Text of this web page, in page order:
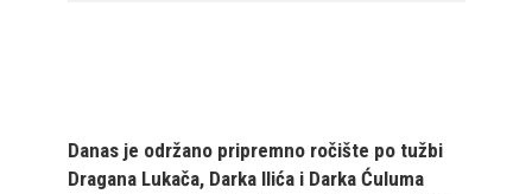
Danas je održano pripremno ročište po tužbi
Dragana Lukača, Darka Ilića i Darka Ćuluma